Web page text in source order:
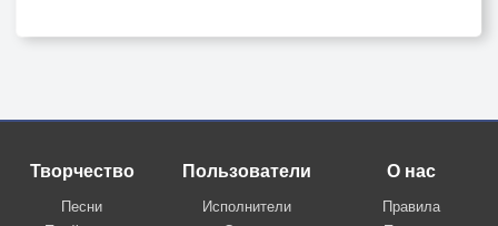
Творчество
Песни
Пользователи
Исполнители
О нас
Правила